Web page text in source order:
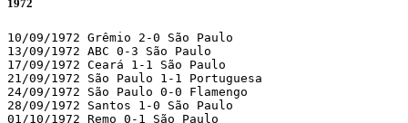
1972
10/09/1972 Grêmio 2-0 São Paulo
13/09/1972 ABC 0-3 São Paulo
17/09/1972 Ceará 1-1 São Paulo
21/09/1972 São Paulo 1-1 Portuguesa
24/09/1972 São Paulo 0-0 Flamengo
28/09/1972 Santos 1-0 São Paulo
01/10/1972 Remo 0-1 São Paulo